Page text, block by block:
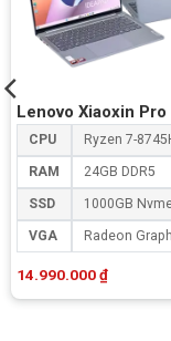
Lenovo Xiaoxin Pro
CPU Ryzen 7-
RAM 24GB DDR5
SSD 1000GB
VGA Radeon
14.990.000₫